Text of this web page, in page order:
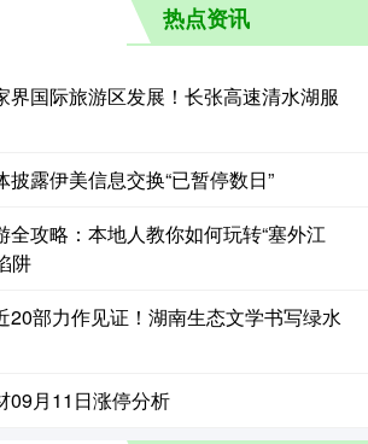
热点资讯
界国际旅游区发展！长张高速清水湖服
披露伊美信息交换“已暂停数日”
全攻略：本地人教你如何玩转“塞外江
阱
20部力作见证！湖南生态文学书写绿水
09月11日涨停分析